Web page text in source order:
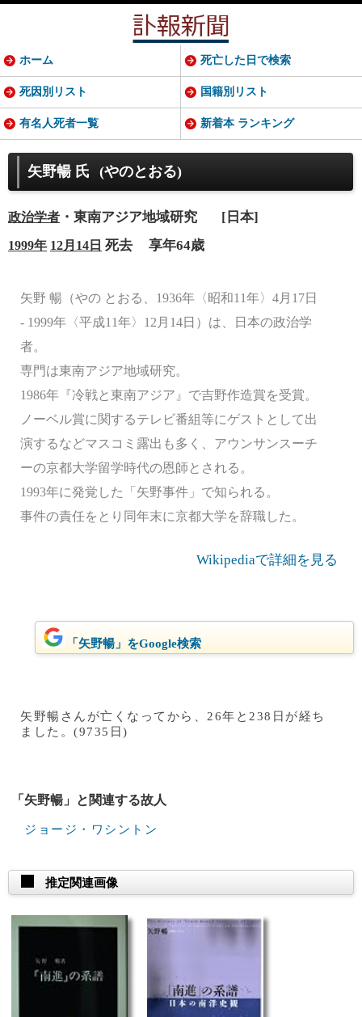
矢野暢 氏 (やのとおる)
政治学者 ・東南アジア地域研究 [日本]
1999年 12月14日 死去 享年64歳
矢野 暢（やの とおる、1936年〈昭和11年〉4月17日
- 1999年〈平成11年〉12月14日）は、日本の政治学
者。
専門は東南アジア地域研究。
1986年『冷戦と東南アジア』で吉野作造賞を受賞。
ノーベル賞に関するテレビ番組等にゲストとして出
演するなどマスコミ露出も多く、アウンサンスーチ
ーの京都大学留学時代の恩師とされる。
1993年に発覚した「矢野事件」で知られる。
事件の責任をとり同年末に京都大学を辞職した。
Wikipediaで詳細を見る
「矢野暢」をGoogle検索
矢野暢さんが亡くなってから、26年と238日が経ち
ました。(9735日)
「矢野暢」と関連する故人
ジョージ・ワシントン
推定関連画像
ホーム 死亡した日で検索
死因別リスト 国籍別リスト
有名人死者一覧 新着本 ランキング